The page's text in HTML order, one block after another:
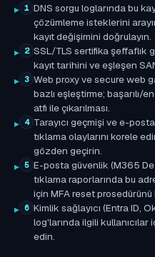
1 DNS sorgu loglarında bu
çözümleme isteklerini
kayıt değişimini doğrulayın.
2 SSL/TLS sertifika şeffaflık
kayıt tarihini ve eşleşen
3 Web proxy ve secure web
bazlı eşleştirme; başarılı/
atfı ile çıkarılması.
4 Tarayıcı geçmişi ve e-
tıklama olaylarını korele
gözden geçirin.
5 E-posta güvenlik (M365
tıklama raporlarında bu
için MFA reset prosedürünü
6 Kimlik sağlayıcı (Entra ID,
log'larında ilgili kullanıcılar
edin.